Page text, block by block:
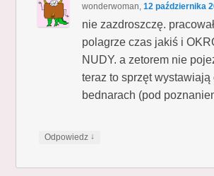
wonderwoman,12 października
nie zazdroszczę.
polagrze czas jakiś i
NUDY. a zetorem nie
teraz to sprzęt wystawiają
bednarach (pod
Odpowiedz ↓